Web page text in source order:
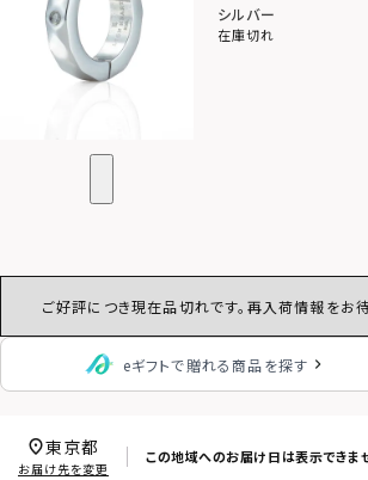
シルバー
在庫切れ
ご好評につき現在品切れです。再入荷情報をお待
eギフトで贈れる商品を探す
この地域へのお届け日は表示できま
東京都
お届け先を変更